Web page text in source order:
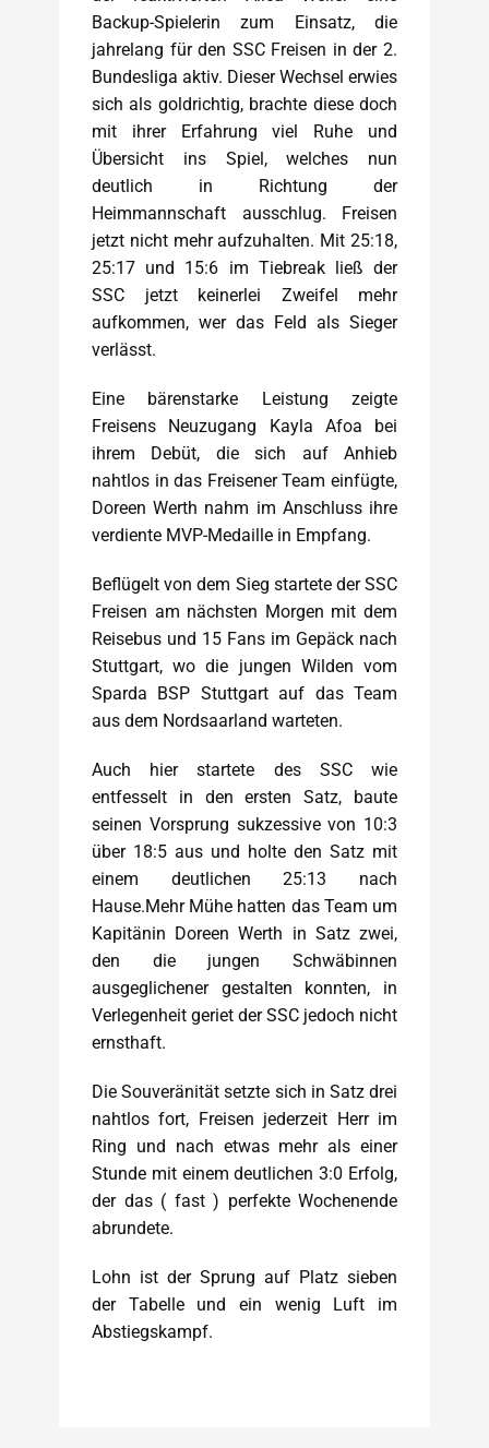
Backup-Spielerin zum Einsatz, die
jahrelang für den SSC Freisen in der 2.
Bundesliga aktiv. Dieser Wechsel erwies
sich als goldrichtig, brachte diese doch
mit ihrer Erfahrung viel Ruhe und
Übersicht ins Spiel, welches nun
deutlich in Richtung der
Heimmannschaft ausschlug. Freisen
jetzt nicht mehr aufzuhalten. Mit 25:18,
25:17 und 15:6 im Tiebreak ließ der
SSC jetzt keinerlei Zweifel mehr
aufkommen, wer das Feld als Sieger
verlässt.
Eine bärenstarke Leistung zeigte
Freisens Neuzugang Kayla Afoa bei
ihrem Debüt, die sich auf Anhieb
nahtlos in das Freisener Team einfügte,
Doreen Werth nahm im Anschluss ihre
verdiente MVP-Medaille in Empfang.
Beflügelt von dem Sieg startete der SSC
Freisen am nächsten Morgen mit dem
Reisebus und 15 Fans im Gepäck nach
Stuttgart, wo die jungen Wilden vom
Sparda BSP Stuttgart auf das Team
aus dem Nordsaarland warteten.
Auch hier startete des SSC wie
entfesselt in den ersten Satz, baute
seinen Vorsprung sukzessive von 10:3
über 18:5 aus und holte den Satz mit
einem deutlichen 25:13 nach
Hause.Mehr Mühe hatten das Team um
Kapitänin Doreen Werth in Satz zwei,
den die jungen Schwäbinnen
ausgeglichener gestalten konnten, in
Verlegenheit geriet der SSC jedoch nicht
ernsthaft.
Die Souveränität setzte sich in Satz drei
nahtlos fort, Freisen jederzeit Herr im
Ring und nach etwas mehr als einer
Stunde mit einem deutlichen 3:0 Erfolg,
der das ( fast ) perfekte Wochenende
abrundete.
Lohn ist der Sprung auf Platz sieben
der Tabelle und ein wenig Luft im
Abstiegskampf.